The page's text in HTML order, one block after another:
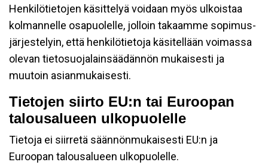
Henkilötietojen käsittelyä voidaan myös ulkoistaa
kolmannelle osapuolelle, jolloin takaamme sopimus-
järjestelyin, että henkilötietoja käsitellään voimassa
olevan tietosuojalainsäädännön mukaisesti ja
muutoin asianmukaisesti.
Tietojen siirto EU:n tai Euroopan
talousalueen ulkopuolelle
Tietoja ei siirretä säännönmukaisesti EU:n ja
Euroopan talousalueen ulkopuolelle.